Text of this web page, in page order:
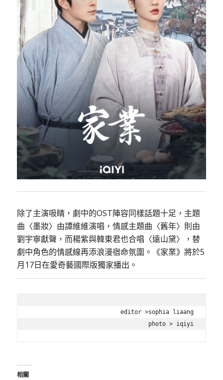
除了主演吸睛，劇中的OST陣容同樣話題十足，主題
曲〈墨妝〉 由譚維維演唱，情感主題曲〈舊年〉則由
劉宇寧獻聲， 而楊紫與韓東君也合唱〈遠山黛〉， 替
劇中角色的情感線再添浪漫宿命氛圍。《家業》 將於5
月17日在愛奇藝國際版獨家播出。
editor >sophia liaang
photo > iqiyi
相關